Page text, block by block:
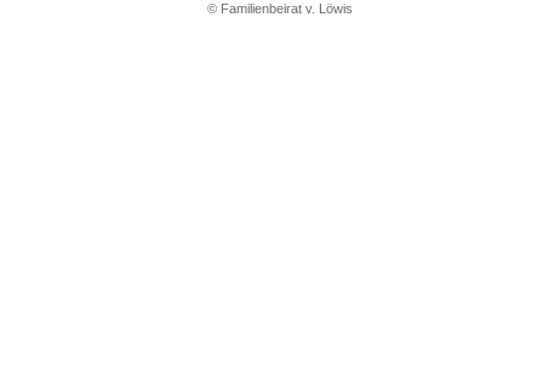
© Familienbeirat v. Löwis